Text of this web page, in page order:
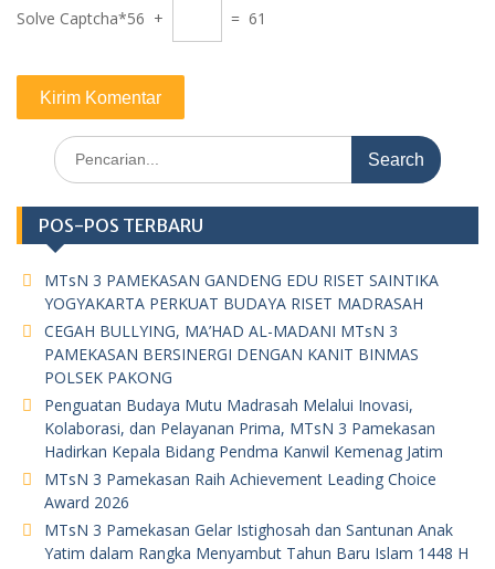
Solve Captcha*56 + = 61
Search
for:
POS-POS TERBARU
MTsN 3 PAMEKASAN GANDENG EDU RISET SAINTIKA
YOGYAKARTA PERKUAT BUDAYA RISET MADRASAH
CEGAH BULLYING, MA’HAD AL-MADANI MTsN 3
PAMEKASAN BERSINERGI DENGAN KANIT BINMAS
POLSEK PAKONG
Penguatan Budaya Mutu Madrasah Melalui Inovasi,
Kolaborasi, dan Pelayanan Prima, MTsN 3 Pamekasan
Hadirkan Kepala Bidang Pendma Kanwil Kemenag Jatim
MTsN 3 Pamekasan Raih Achievement Leading Choice
Award 2026
MTsN 3 Pamekasan Gelar Istighosah dan Santunan Anak
Yatim dalam Rangka Menyambut Tahun Baru Islam 1448 H